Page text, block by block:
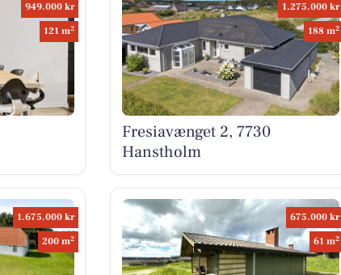
949.000 kr
121 m2
1.275.000 kr
188 m2
Fresiavænget 2, 7730
Hanstholm
1.675.000 kr
200 m2
675.000 kr
61 m2